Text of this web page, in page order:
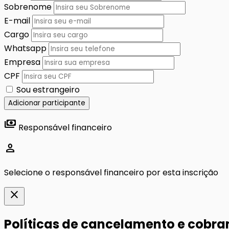
Sobrenome
E-mail
Cargo
Whatsapp
Empresa
CPF
Sou estrangeiro
Adicionar participante
payments Responsável financeiro
person
Selecione o responsável financeiro por esta inscrição
close
Políticas de cancelamento e